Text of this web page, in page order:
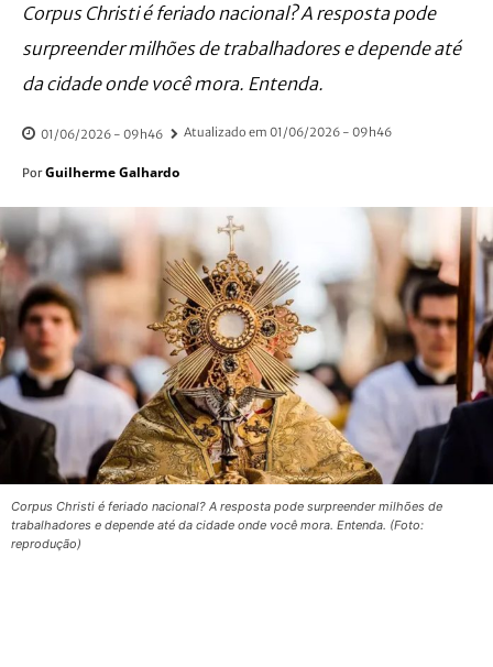
Corpus Christi é feriado nacional? A resposta pode
surpreender milhões de trabalhadores e depende até
da cidade onde você mora. Entenda.
01/06/2026 - 09h46 Atualizado em 01/06/2026 - 09h46
Por Guilherme Galhardo
Corpus Christi é feriado nacional? A resposta pode surpreender milhões de
trabalhadores e depende até da cidade onde você mora. Entenda. (Foto:
reprodução)